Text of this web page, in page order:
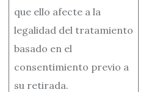
que ello afecte a la
legalidad del tratamiento
basado en el
consentimiento previo a
su retirada.